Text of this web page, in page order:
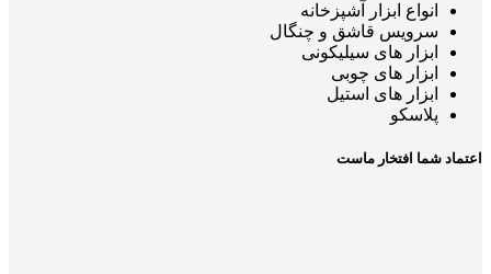
انواع ابزار آشپزخانه
سرویس قاشق و چنگال
ابزار های سیلیکونی
ابزار های چوبی
ابزار های استیل
پلاسکو
اعتماد شما افتخار ماست